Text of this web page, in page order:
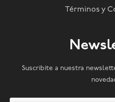
Términos y
Suscribite a nuestra